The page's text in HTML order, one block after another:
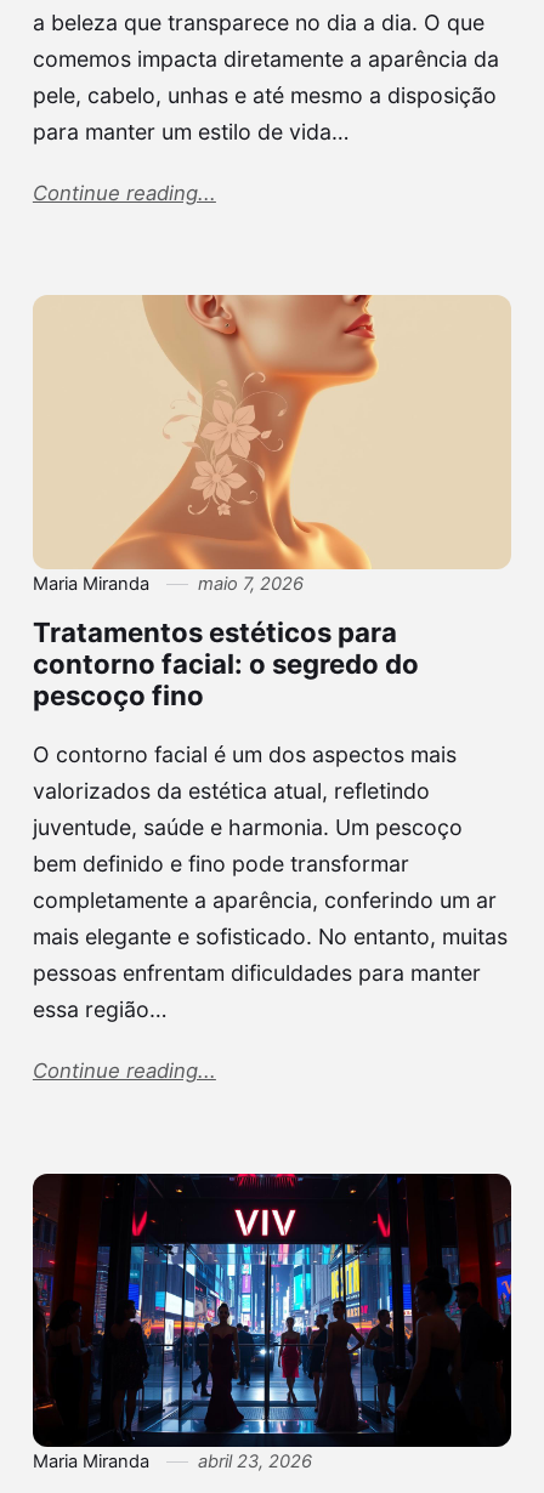
a beleza que transparece no dia a dia. O que
comemos impacta diretamente a aparência da
pele, cabelo, unhas e até mesmo a disposição
para manter um estilo de vida…
Continue reading...
Maria Miranda maio 7, 2026
Tratamentos estéticos para
contorno facial: o segredo do
pescoço fino
O contorno facial é um dos aspectos mais
valorizados da estética atual, refletindo
juventude, saúde e harmonia. Um pescoço
bem definido e fino pode transformar
completamente a aparência, conferindo um ar
mais elegante e sofisticado. No entanto, muitas
pessoas enfrentam dificuldades para manter
essa região…
Continue reading...
Maria Miranda abril 23, 2026